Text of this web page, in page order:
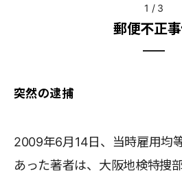
1 / 3
郵便不正
突然の逮捕
2009年6月14日、当時雇用均
あった著者は、大阪地検特捜